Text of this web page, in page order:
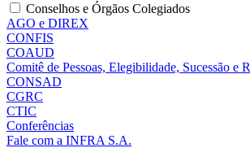
Conselhos e Órgãos Colegiados
AGO e DIREX
CONFIS
COAUD
Comitê de Pessoas, Elegibilidade, Sucessão e
CONSAD
CGRC
CTIC
Conferências
Fale com a INFRA S.A.